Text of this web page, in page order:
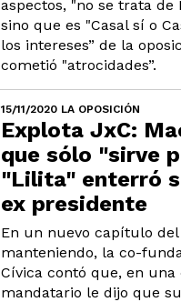
aspectos, "no se trata de
sino que es "Casal sí o
los intereses” de la
cometió "atrocidades”.
15/11/2020 LA OPOSICIÓN
Explota JxC:
que sólo "sirve
"Lilita" enterró
ex presidente
En un nuevo capítulo
manteniendo, la co-
Cívica contó que, en
mandatario le dijo que